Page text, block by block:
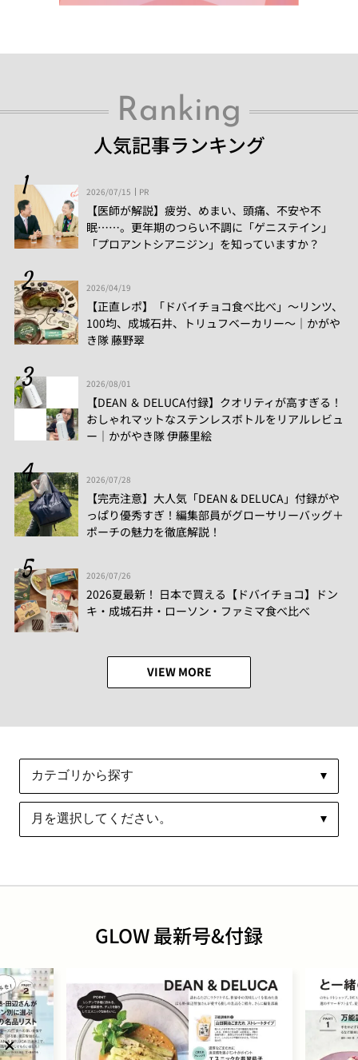
Ranking
人気記事ランキング
2026/07/15 PR
【医師が解説】疲労、めまい、頭痛、不安や不
眠……。更年期のつらい不調に「ゲニステイン」
「プロアントシアニジン」を知っていますか？
2026/04/19
【正直レポ】「ドバイチョコ食べ比べ」～リンツ、
100均、成城石井、トリュフベーカリー～｜かがや
き隊 藤野翠
2026/08/01
【DEAN ＆ DELUCA付録】クオリティが高すぎる！
おしゃれマットなステンレスボトルをリアルレビュ
ー│かがやき隊 伊藤里絵
2026/07/28
【完売注意】大人気「DEAN & DELUCA」付録がや
っぱり優秀すぎ！編集部員がグローサリーバッグ＋
ポーチの魅力を徹底解説！
2026/07/26
2026夏最新！ 日本で買える【ドバイチョコ】ドン
キ・成城石井・ローソン・ファミマ食べ比べ
VIEW MORE
GLOW 最新号&付録